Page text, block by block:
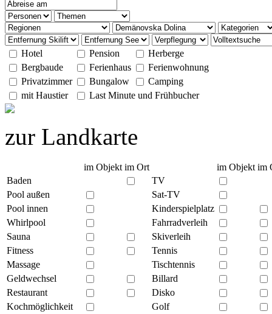
Hotel Pension
Herberge
Bergbaude
Ferienhaus
Ferienwohnung
Privatzimmer
Bungalow
Camping
mit Haustier
Last Minute und Frühbucher
zur Landkarte
im Objekt im Ort im Objekt im
Baden
TV
Pool außen
Sat-TV
Pool innen
Kinderspielplatz
Whirlpool
Fahrradverleih
Sauna
Skiverleih
Fitness
Tennis
Massage
Tischtennis
Geldwechsel
Billard
Restaurant
Disko
Kochmöglichkeit
Golf